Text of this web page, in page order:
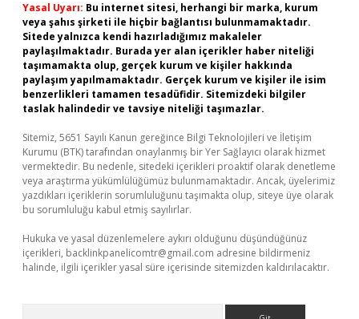
Yasal Uyarı: Bu internet sitesi, herhangi bir marka, kurum
veya şahıs şirketi ile hiçbir bağlantısı bulunmamaktadır.
Sitede yalnızca kendi hazırladığımız makaleler
paylaşılmaktadır. Burada yer alan içerikler haber niteliği
taşımamakta olup, gerçek kurum ve kişiler hakkında
paylaşım yapılmamaktadır. Gerçek kurum ve kişiler ile isim
benzerlikleri tamamen tesadüfidir. Sitemizdeki bilgiler
taslak halindedir ve tavsiye niteliği taşımazlar.
Sitemiz, 5651 Sayılı Kanun gereğince Bilgi Teknolojileri ve İletişim
Kurumu (BTK) tarafından onaylanmış bir Yer Sağlayıcı olarak hizmet
vermektedir. Bu nedenle, sitedeki içerikleri proaktif olarak denetleme
veya araştırma yükümlülüğümüz bulunmamaktadır. Ancak, üyelerimiz
yazdıkları içeriklerin sorumluluğunu taşımakta olup, siteye üye olarak
bu sorumluluğu kabul etmiş sayılırlar.
Hukuka ve yasal düzenlemelere aykırı olduğunu düşündüğünüz
içerikleri, backlinkpanelicomtr@gmail.com adresine bildirmeniz
halinde, ilgili içerikler yasal süre içerisinde sitemizden kaldırılacaktır.